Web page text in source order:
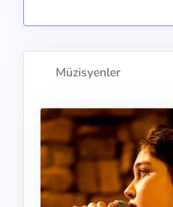
Müzisyenler